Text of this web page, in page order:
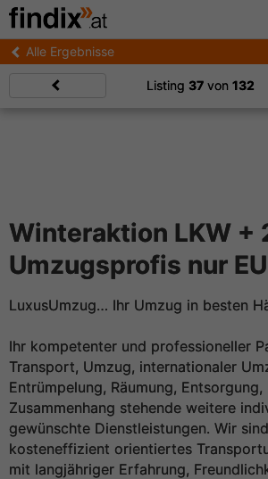
Alle Ergebnisse
Listing 37von 132
Winteraktion LKW +
Umzugsprofis nur
LuxusUmzug… Ihr Umzug in besten
Ihr kompetenter und professioneller
Transport, Umzug, internationaler
Entrümpelung, Räumung,
Zusammenhang stehende weitere
gewünschte Dienstleistungen. Wir
kosteneffizient orientiertes
mit langjähriger Erfahrung,